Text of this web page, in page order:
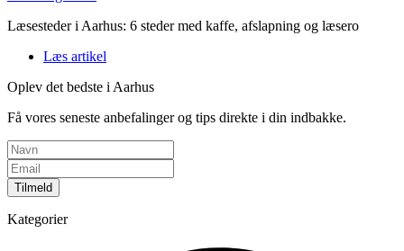
Læsesteder i Aarhus: 6 steder med kaffe, afslapning og læsero
Læs artikel
Oplev det bedste i Aarhus
Få vores seneste anbefalinger og tips direkte i din indbakke.
Tilmeld
Kategorier